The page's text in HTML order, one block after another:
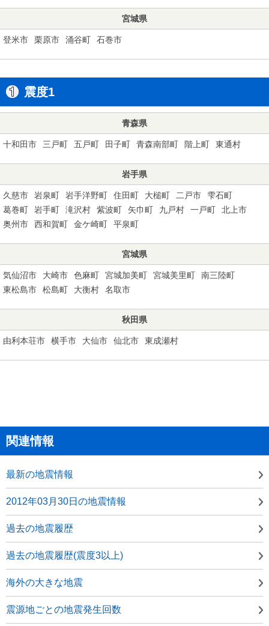
宮城県
登米市 栗原市 涌谷町 石巻市
震度1
青森県
十和田市 三戸町 五戸町 田子町 青森南部町 階上町 東通村
岩手県
久慈市 岩泉町 岩手洋野町 住田町 大槌町 二戸市
雫石町
葛巻町
岩手町 滝沢村 紫波町 矢巾町 九戸村 一戸町
北上市
奥州市
西和賀町 金ケ崎町 平泉町
宮城県
気仙沼市 大崎市 色麻町 宮城加美町 宮城美里町
南三陸町
東松島市
松島町 大衡村 名取市
秋田県
由利本荘市 横手市 大仙市 仙北市 東成瀬村
関連情報
最新の地震情報
2012年03月30日の地震情報
過去の地震履歴
過去の地震履歴(震度3以上)
海外の大きな地震
震源地ごとの地震発生回数